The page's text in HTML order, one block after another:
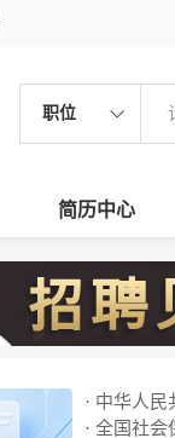
职位
简历中心
· 中华人
· 全国社会